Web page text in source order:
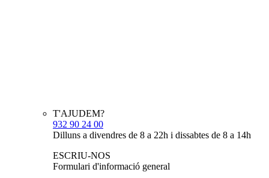
T'AJUDEM?
932 90 24 00
Dilluns a divendres de 8 a 22h i dissabtes de 8 a 14h
ESCRIU-NOS
Formulari d'informació general